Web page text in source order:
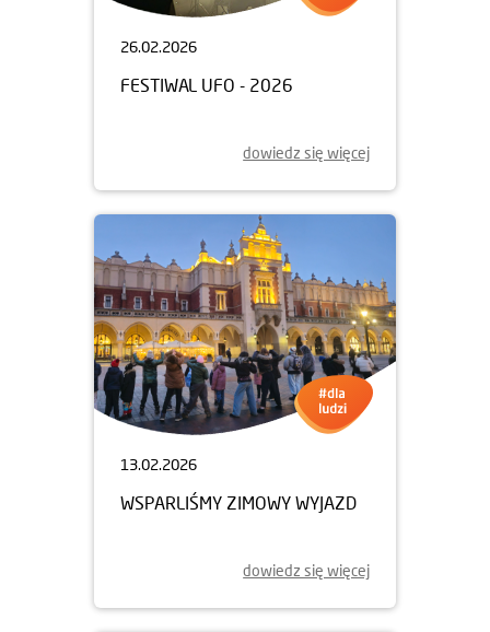
26.02.2026
FESTIWAL UFO - 2026
dowiedz się więcej
13.02.2026
WSPARLIŚMY ZIMOWY WYJAZD
dowiedz się więcej